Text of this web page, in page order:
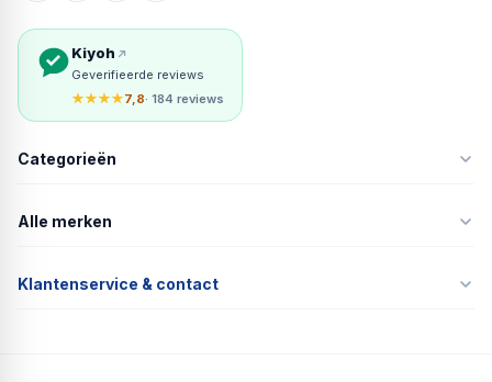
Kiyoh
Geverifieerde reviews
★★★★7,8· 184 reviews
Categorieën
Alle merken
Klantenservice & contact